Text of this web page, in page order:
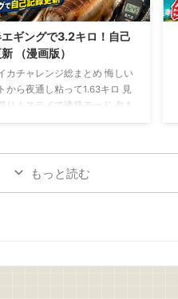
り除きます 皮を引いたら、食
薄さのそぎ切りにします サニ
を切るもしくは手でちぎり、
したあと、しっかり水 ...
ギングで3.2キロ！自己
（漫画版）
カチャレンジ総まとめ 悔しい
から夜通し粘って1.63キロ 見
り！ステイで連発モード 夕ま
もっと読む